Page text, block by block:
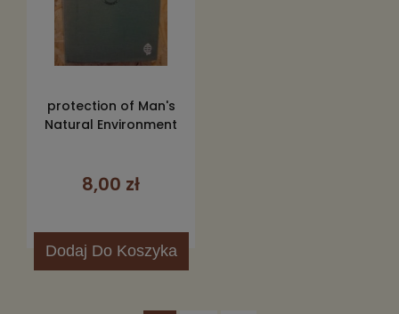
protection of Man's
Natural Environment
8,00 zł
Dodaj Do Koszyka